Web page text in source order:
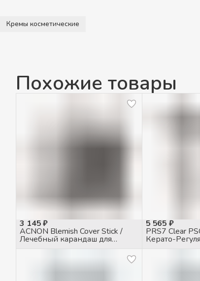
Кремы косметические
Похожие товары
3 145 ₽
ACNON Blemish Cover Stick /
Лечебный карандаш для
5 565 ₽
PRS7 Clear
Керато-